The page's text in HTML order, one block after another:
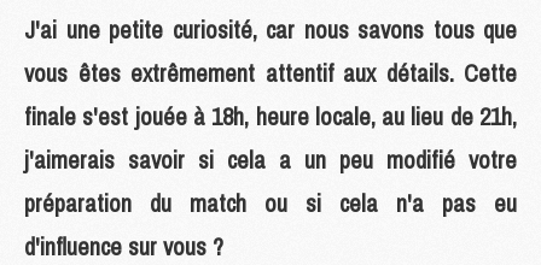
J'ai une petite curiosité, car nous savons tous que
vous êtes extrêmement attentif aux détails. Cette
finale s'est jouée à 18h, heure locale, au lieu de 21h,
j'aimerais savoir si cela a un peu modifié votre
préparation du match ou si cela n'a pas eu
d'influence sur vous ?